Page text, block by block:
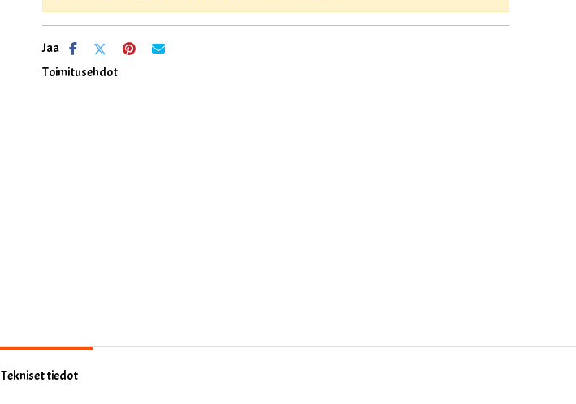
Jaa
Toimitusehdot
Tekniset tiedot